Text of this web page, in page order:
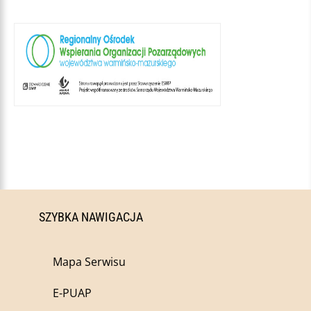
SZYBKA NAWIGACJA
Mapa Serwisu
E-PUAP